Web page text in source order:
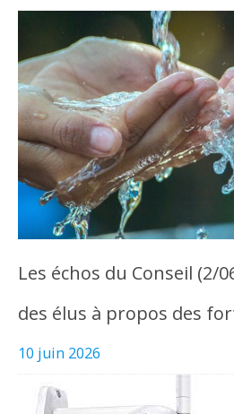
Les échos du Conseil (2/
des élus à propos des
10 juin 2026